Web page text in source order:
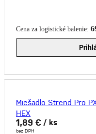
Cena za logistické balenie:
Miešadlo Strend Pro
HEX
1,89 € / ks
bez DPH